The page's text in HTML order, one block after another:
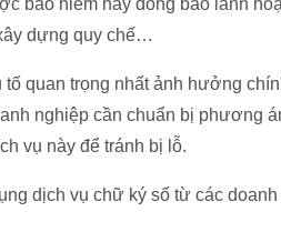
bảo hiểm hay đóng bảo lãnh
dựng quy chế…
quan trọng nhất ảnh hưởng
nghiệp cần chuẩn bị phương
vụ này để tránh bị lỗ.
dịch vụ chữ ký số từ các